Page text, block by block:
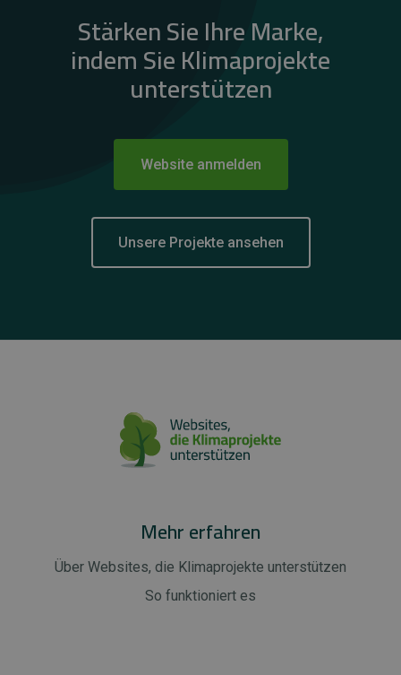
Stärken Sie Ihre Marke,
indem Sie Klimaprojekte
unterstützen
Website anmelden
Unsere Projekte ansehen
Mehr erfahren
Über Websites, die Klimaprojekte unterstützen
So funktioniert es